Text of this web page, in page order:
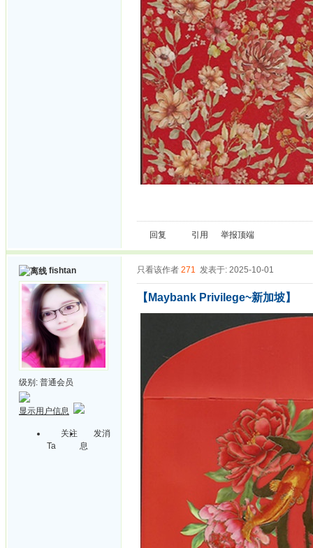
回复 引用 举报顶端
fishtan
级别: 普通会员
显示用户信息
关注
Ta
发消
息
只看该作者 271 发表于: 2025-10-01
【Maybank Privilege~新加坡】